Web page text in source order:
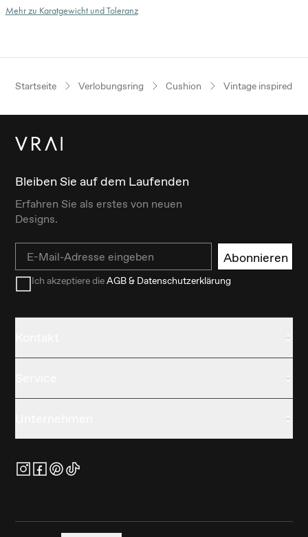
Mehr zu Karatgewicht und Toleranz
Startseite Verlobungsring Cushion Vintage inspired
Bleiben Sie auf dem Laufenden
Erfahren Sie als erstes von neuen
Designs.
Email Abonnieren
Ich akzeptiere dieAGB & Datenschutzerklärung